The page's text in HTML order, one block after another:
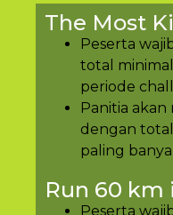
The Most
Peserta
total
periode
Panitia
dengan
paling
Run 60 km
Peserta